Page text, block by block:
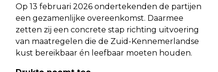
Op 13 februari 2026 ondertekenden de partijen
een gezamenlijke overeenkomst. Daarmee
zetten zij een concrete stap richting uitvoering
van maatregelen die de Zuid-Kennemerlandse
kust bereikbaar én leefbaar moeten houden.